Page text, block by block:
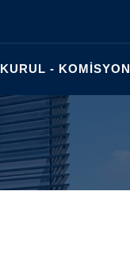
KURUL - KOMİSYON